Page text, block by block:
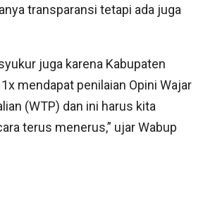
transparansi tetapi ada juga
juga karena Kabupaten
mendapat penilaian Opini Wajar
(WTP) dan ini harus kita
terus menerus,” ujar Wabup